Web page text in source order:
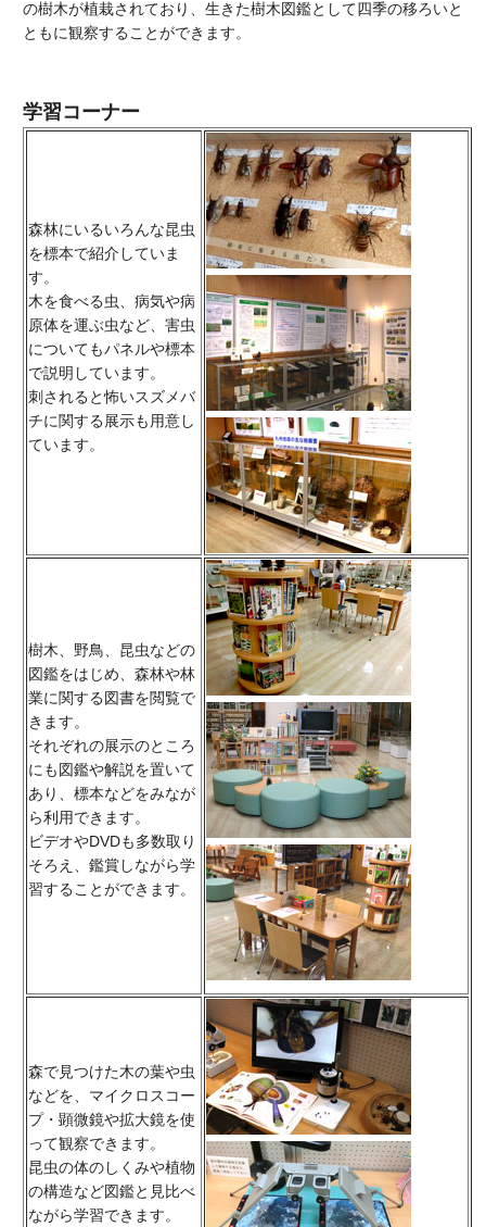
の樹木が植栽されており、生きた樹木図鑑として四季の移ろいと
ともに観察することができます。
学習コーナー
森林にいるいろんな昆虫
を標本で紹介していま
す。
木を食べる虫、病気や病
原体を運ぶ虫など、害虫
についてもパネルや標本
で説明しています。
刺されると怖いスズメバ
チに関する展示も用意し
ています。
樹木、野鳥、昆虫などの
図鑑をはじめ、森林や林
業に関する図書を閲覧で
きます。
それぞれの展示のところ
にも図鑑や解説を置いて
あり、標本などをみなが
ら利用できます。
ビデオやDVDも多数取り
そろえ、鑑賞しながら学
習することができます。
森で見つけた木の葉や虫
などを、マイクロスコー
プ・顕微鏡や拡大鏡を使
って観察できます。
昆虫の体のしくみや植物
の構造など図鑑と見比べ
ながら学習できます。